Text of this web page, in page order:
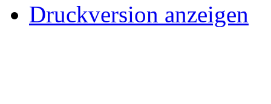
Druckversion anzeigen